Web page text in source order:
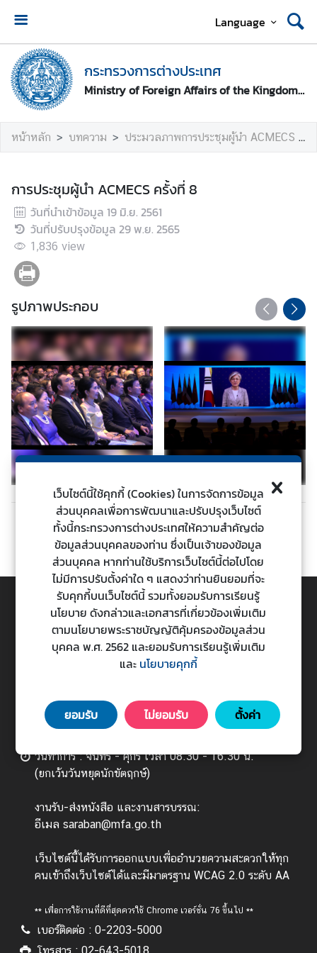
Language
กระทรวงการต่างประเทศ
Ministry of Foreign Affairs of the Kingdom of Thailand
ห
น้
า
ห
ลั
ก
ะ
ท
ร
ว
ง
ก
ร
ต่
า
ง
ป
ร
ะ
เ
ท
ศ
ะ
เ
ท
ศ
บ
ริ
ก
ร
ป
หน้าหลัก บทความ ประมวลภาพการประชุมผู้นำ ACMECS ครั้งที่ 8 และการประชุมที่เกี่ยวข้อง
การประชุมผู้นำ ACMECS ครั้งที่ 8
วันที่นำเข้าข้อมูล 19 มิ.ย. 2561
วันที่ปรับปรุงข้อมูล 29 พ.ย. 2565
1,836 view
รูปภาพประกอบ
ก่อนหน้า ถัดไป
กระทรวงการต่างประเทศ
443 ถนนศรีอยุธยา แขวงทุ่งพญาไท เขตราชเทวี
กรุงเทพมหานคร 10400
วันทำการ : จันทร์ - ศุกร์ เวลา 08.30 - 16.30 น.
(ยกเว้นวันหยุดนักขัตฤกษ์)
งานรับ-ส่งหนังสือ และงานสารบรรณ:
อีเมล saraban@mfa.go.th
เว็บไซต์นี้ได้รับการออกแบบเพื่ออำนวยความสะดวกให้ทุก
คนเข้าถึงเว็บไซต์ได้และมีมาตรฐาน WCAG 2.0 ระดับ AA
** เพื่อการใช้งานที่ดีที่สุดควรใช้ Chrome เวอร์ชั่น 76 ขึ้นไป **
เบอร์ติดต่อ : 0-2203-5000
โทรสาร : 02-643-5018
เว็บไซต์นี้ใช้คุกกี้ (Cookies) ในการจัดการข้อมูล
ส่วนบุคคลเพื่อการพัฒนาและปรับปรุงเว็บไซต์
ทั้งนี้กระทรวงการต่างประเทศให้ความสำคัญต่อ
ข้อมูลส่วนบุคคลของท่าน ซึ่งเป็นเจ้าของข้อมูล
ส่วนบุคคล หากท่านใช้บริการเว็บไซต์นี้ต่อไปโดย
ไม่มีการปรับตั้งค่าใด ๆ แสดงว่าท่านยินยอมที่จะ
รับคุกกี้บนเว็บไซต์นี้ รวมทั้งยอมรับการเรียนรู้
นโยบาย ดังกล่าวและเอกสารที่เกี่ยวข้องเพิ่มเติม
ตามนโยบายพระราชบัญญัติคุ้มครองข้อมูลส่วน
บุคคล พ.ศ. 2562 และยอมรับการเรียนรู้เพิ่มเติม
และ นโยบายคุกกี้
ยอมรับ ไม่ยอมรับ ตั้งค่า